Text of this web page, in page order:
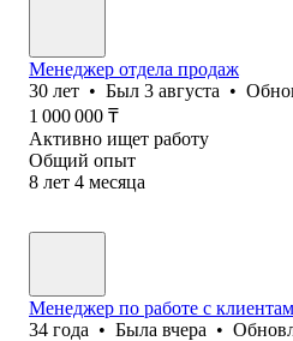
Менеджер отдела продаж
30 лет • Был 3 августа •
1 000 000 ₸
Активно ищет работу
Общий опыт
8 лет 4 месяца
Менеджер по работе с
34 года • Была вчера •